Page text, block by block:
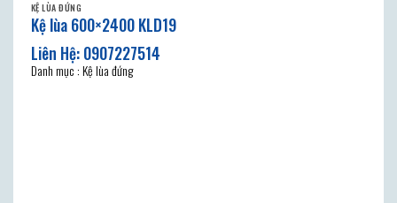
KỆ LÙA ĐỨNG
Kệ lùa 600×2400 KLD19
Danh mục : Kệ lùa đứng